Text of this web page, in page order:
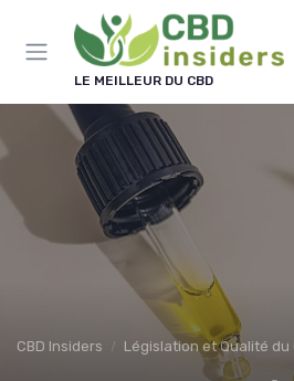
LE MEILLEUR DU CBD
CBD Insiders Législation et Qualité du
Panneau de gestion des cookies